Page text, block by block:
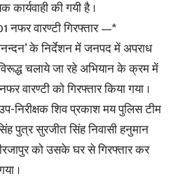
की गयी है ।
नफर वारण्टी गिरफ्तार —*
के निर्देशन में जनपद में अपराध
चलाये जा रहे अभियान के क्रम में
वारण्टी को गिरफ्तार किया गया ।
निरीक्षक शिव प्रकाश मय पुलिस टीम
पुत्र सुरजीत सिंह निवासी हनुमान
को उसके घर से गिरफ्तार कर
।